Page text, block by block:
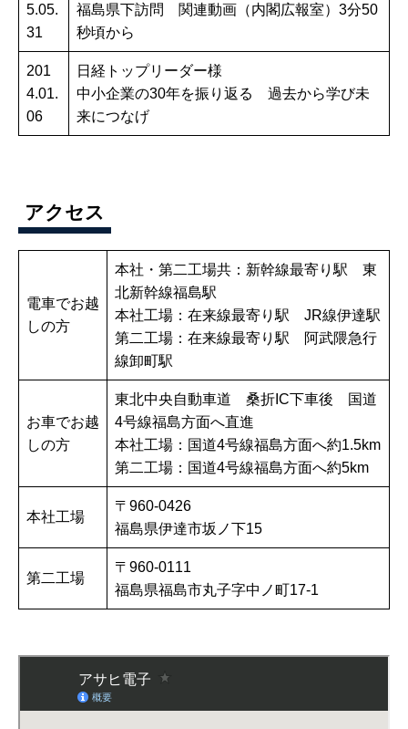
5.05.
31
福島県下訪問 関連動画（内閣広報室）3分50
秒頃から
201
4.01.
06
日経トップリーダー様
中小企業の30年を振り返る 過去から学び未
来につなげ
アクセス
電車でお越
しの方
本社・第二工場共：新幹線最寄り駅 東
北新幹線福島駅
本社工場：在来線最寄り駅 JR線伊達駅
第二工場：在来線最寄り駅 阿武隈急行
線卸町駅
お車でお越
しの方
東北中央自動車道 桑折IC下車後 国道
4号線福島方面へ直進
本社工場：国道4号線福島方面へ約1.5km
第二工場：国道4号線福島方面へ約5km
本社工場
〒960-0426
福島県伊達市坂ノ下15
第二工場
〒960-0111
福島県福島市丸子字中ノ町17-1